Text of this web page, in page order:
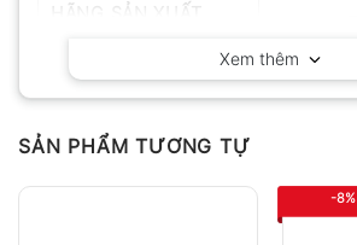
Xem thêm
SẢN PHẨM TƯƠNG TỰ
-8%